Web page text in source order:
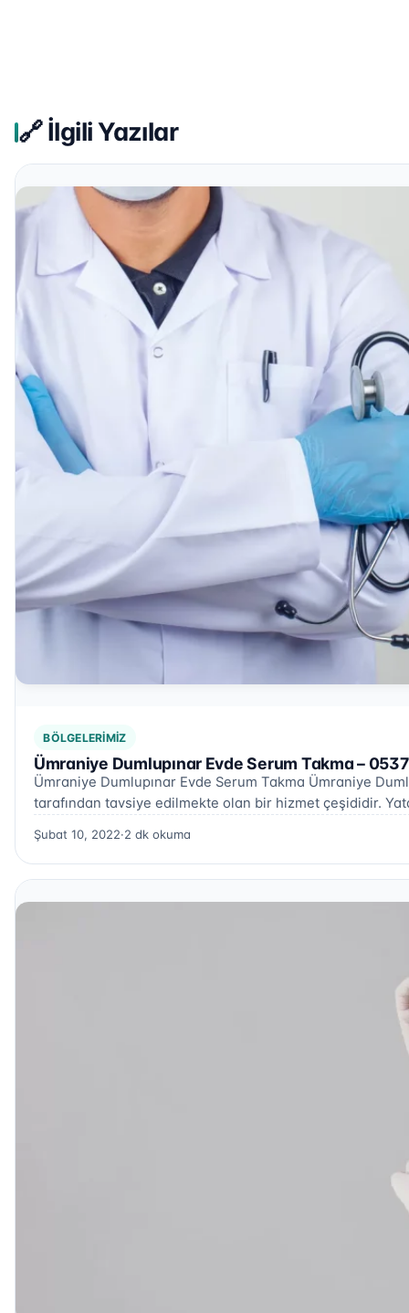
🔗 İlgili Yazılar
BÖLGELERIMIZ
Ümraniye Dumlupınar Evde Serum Takma –
Ümraniye Dumlupınar Evde Serum Takma Ümraniye
tarafından tavsiye edilmekte olan bir hizmet çeşididir.
Şubat 10, 2022·2 dk okuma